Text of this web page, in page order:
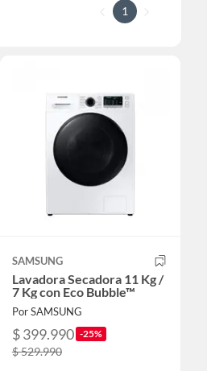
1
SAMSUNG
Lavadora Secadora 11 Kg /
7 Kg con Eco Bubble™
Por SAMSUNG
$ 399.990 -25%
$ 529.990